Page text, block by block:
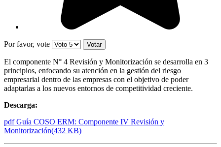
Por favor, vote
El componente N° 4 Revisión y Monitorización se desarrolla en 3
principios, enfocando su atención en la gestión del riesgo
empresarial dentro de las empresas con el objetivo de poder
adaptarlas a los nuevos entornos de competitividad creciente.
Descarga:
pdfGuía COSO ERM: Componente IV Revisión y
Monitorización(432 KB)